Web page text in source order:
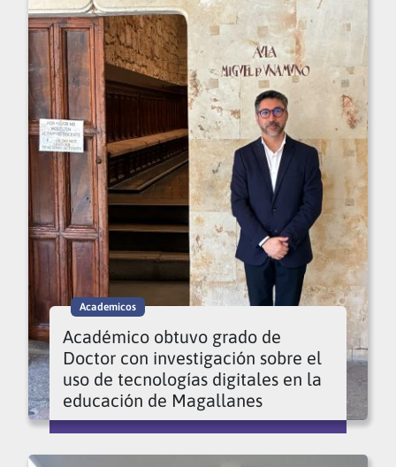
Academicos
Académico obtuvo grado de
Doctor con investigación sobre el
uso de tecnologías digitales en la
educación de Magallanes